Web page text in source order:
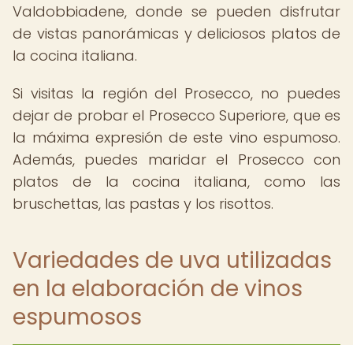
Valdobbiadene, donde se pueden disfrutar
de vistas panorámicas y deliciosos platos de
la cocina italiana.
Si visitas la región del Prosecco, no puedes
dejar de probar el Prosecco Superiore, que es
la máxima expresión de este vino espumoso.
Además, puedes maridar el Prosecco con
platos de la cocina italiana, como las
bruschettas, las pastas y los risottos.
Variedades de uva utilizadas
en la elaboración de vinos
espumosos